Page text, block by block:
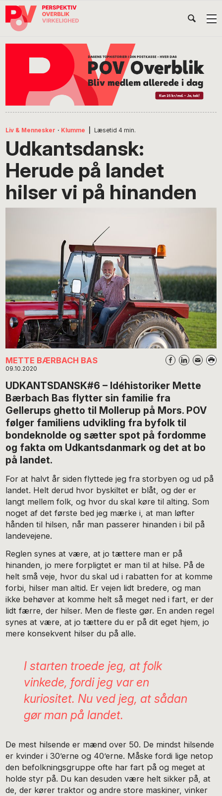
Gå
direkte
Skip
indhold
Gå
direkte
Liv & Mennesker · Klumme Læsetid 4 min.
Udkantsdansk:
Herude på landet
hilser vi på hinanden
METTE BÆRBACH BAS
09.10.2020
UDKANTSDANSK#6 – Idéhistoriker Mette
Bærbach Bas flytter sin familie fra
Gellerups ghetto til Mollerup på Mors. POV
følger familiens udvikling fra byfolk til
bondeknolde og sætter spot på fordomme
og fakta om Udkantsdanmark og det at bo
på landet.
For at halvt år siden flyttede jeg fra storbyen og ud på
landet. Helt derud hvor byskiltet er blåt, og der er
langt mellem folk, og hvor du skal køre til alting. Som
noget af det første bed jeg mærke i, at man løfter
hånden til hilsen, når man passerer hinanden i bil på
landevejene.
Reglen synes at være, at jo tættere man er på
hinanden, jo mere forpligtet er man til at hilse. På de
helt små veje, hvor du skal ud i rabatten for at komme
forbi, hilser man altid. Er vejen lidt bredere, og man
ikke behøver at komme helt så meget ned i fart, er der
lidt færre, der hilser. Men de fleste gør. En anden regel
synes at være, at jo tættere du er på dit eget hjem, jo
mere konsekvent hilser du på alle.
I starten troede jeg, at folk
vinkede, fordi jeg var en
kuriositet. Nu ved jeg, at sådan
gør man på landet.
De mest hilsende er mænd over 50. De mindst hilsende
er kvinder i 30’erne og 40’erne. Måske fordi lige netop
den befolkningsgruppe ofte har fart på og meget at
holde styr på. Du kan desuden være helt sikker på, at
de, der kører traktor og andre store maskiner, vinker